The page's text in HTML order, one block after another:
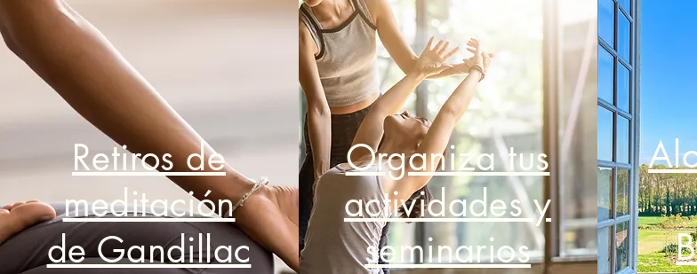
Retiros de
meditación
de Gandillac
Organiza tus
actividades y
seminarios